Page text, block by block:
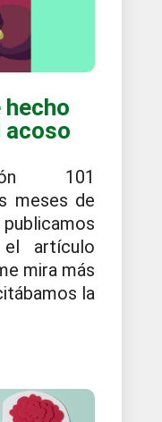
hecho
acoso
101
meses de
publicamos
artículo
mira más
la